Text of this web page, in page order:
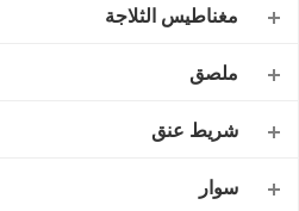
مغناطيس الثلاجة
ملصق
شريط عنق
سوار